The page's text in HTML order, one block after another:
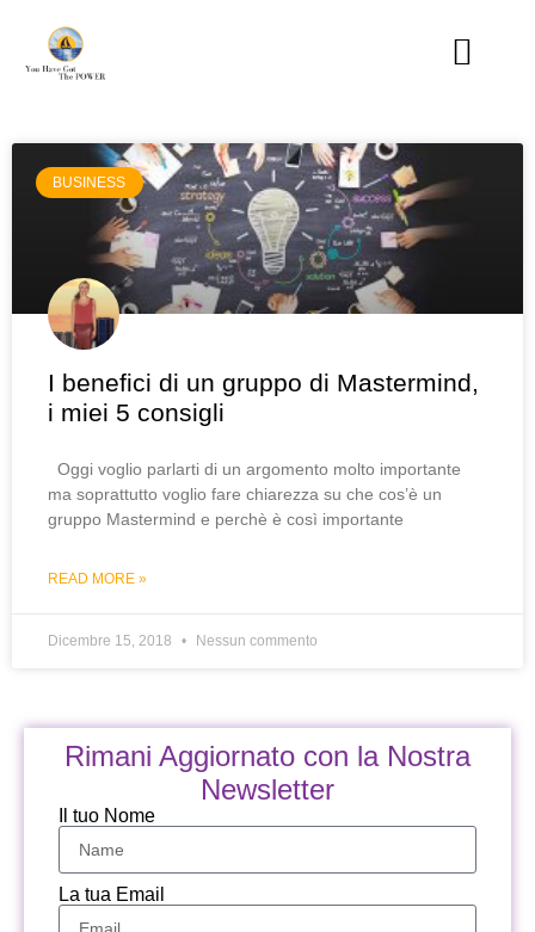
BUSINESS
I benefici di un gruppo di Mastermind,
i miei 5 consigli
Oggi voglio parlarti di un argomento molto importante
ma soprattutto voglio fare chiarezza su che cos’è un
gruppo Mastermind e perchè è così importante
READ MORE »
Dicembre 15, 2018 Nessun commento
Rimani Aggiornato con la Nostra
Newsletter
Il tuo Nome
La tua Email